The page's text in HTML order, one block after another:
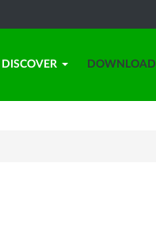
DISCOVER DOWNLOAD